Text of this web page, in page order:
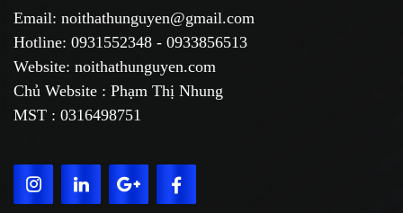
Email: noithathunguyen@gmail.com
Hotline: 0931552348 - 0933856513
Website: noithathunguyen.com
Chủ Website : Phạm Thị Nhung
MST : 0316498751